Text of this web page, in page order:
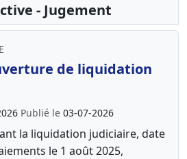
- Jugement
de liquidation
Publié le 03-07-2026
la liquidation judiciaire, date
le 1 août 2025,